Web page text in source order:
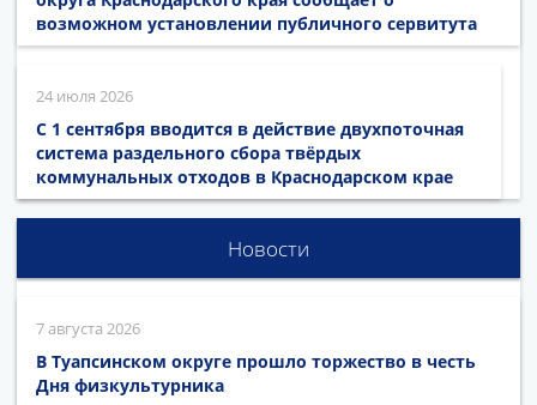
возможном установлении публичного сервитута
24 июля 2026
С 1 сентября вводится в действие двухпоточная
система раздельного сбора твёрдых
коммунальных отходов в Краснодарском крае
Новости
7 августа 2026
В Туапсинском округе прошло торжество в честь
Дня физкультурника